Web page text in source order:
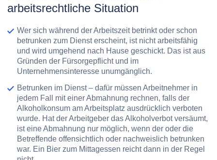
arbeitsrechtliche Situation
Wer sich während der Arbeitszeit betrinkt oder schon
betrunken zum Dienst erscheint, ist nicht arbeitsfähig
und wird umgehend nach Hause geschickt. Das ist aus
Gründen der Fürsorgepflicht und im
Unternehmensinteresse unumgänglich.
Betrunken im Dienst – dafür müssen Arbeitnehmer in
jedem Fall mit einer Abmahnung rechnen, falls der
Alkoholkonsum am Arbeitsplatz ausdrücklich verboten
wurde. Hat der Arbeitgeber das Alkoholverbot versäumt,
ist eine Abmahnung nur möglich, wenn der oder die
Betreffende offensichtlich oder nachweislich betrunken
war. Ein Bier zum Mittagessen reicht dann in der Regel